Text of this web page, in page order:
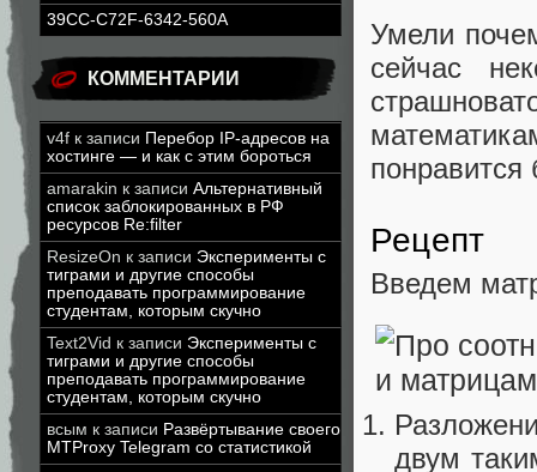
39CC-C72F-6342-560A
КОММЕНТАРИИ
v4f к записи Перебор IP-адресов на
хостинге — и как с этим бороться
amarakin к записи Альтернативный
список заблокированных в РФ
ресурсов Re:filter
ResizeOn к записи Эксперименты с
тиграми и другие способы
преподавать программирование
студентам, которым скучно
Text2Vid к записи Эксперименты с
тиграми и другие способы
преподавать программирование
студентам, которым скучно
всым к записи Развёртывание своего
MTProxy Telegram со статистикой
Умели
сейчас
понравится
Рецепт
Введем
двум